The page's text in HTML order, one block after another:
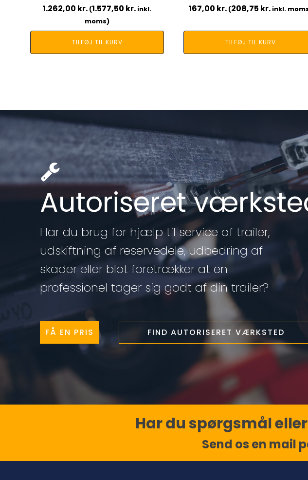
1.262,00 kr. (1.577,50 kr. inkl.
moms)
TILFØJ TIL KURV
167,00 kr. (208,75 kr.inkl.
TILFØJ TIL KURV
Autoriseret
Har du brug for hjælp til service af trailer,
udskiftning af reservedele, udbedring af
skader eller blot foretrækker at en
professionel tager sig godt af din trailer?
FÅ EN PRIS FIND AUTORISERET VÆRKSTED
Har du spørgsmål
Send os en mail